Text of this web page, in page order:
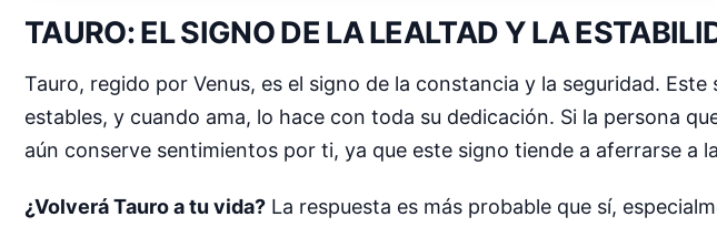
TAURO: EL SIGNO DE LA LEALTAD Y LA
Tauro, regido por Venus, es el signo de la constancia y la seguridad.
estables, y cuando ama, lo hace con toda su dedicación. Si la persona
aún conserve sentimientos por ti, ya que este signo tiende a aferrarse a
¿Volverá Tauro a tu vida? La respuesta es más probable que sí,